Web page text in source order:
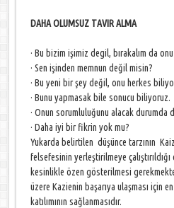
DAHA OLUMSUZ TAVIR ALMA
· Bu bizim işimiz degil, bırakalım da
· Sen işinden memnun değil misin?
· Bu yeni bir şey değil, onu herkes
· Bunu yapmasak bile sonucu biliyoruz.
· Onun sorumluluğunu alacak durumda
· Daha iyi bir fikrin yok mu?
Yukarda belirtilen düşünce tarzının
felsefesinin yerleştirilmeye
kesinlikle özen gösterilmesi
üzere Kazienin başarıya ulaşması için
katılımının sağlanmasıdır.